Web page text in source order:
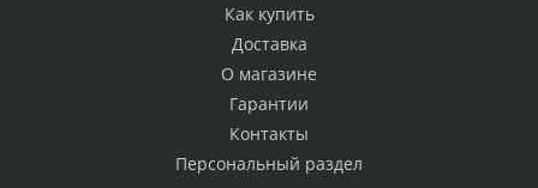
Как купить
Доставка
О магазине
Гарантии
Контакты
Персональный раздел